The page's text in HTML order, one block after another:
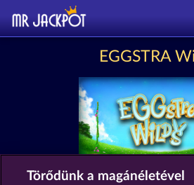
EGGSTRA
Törődünk a magánéletével